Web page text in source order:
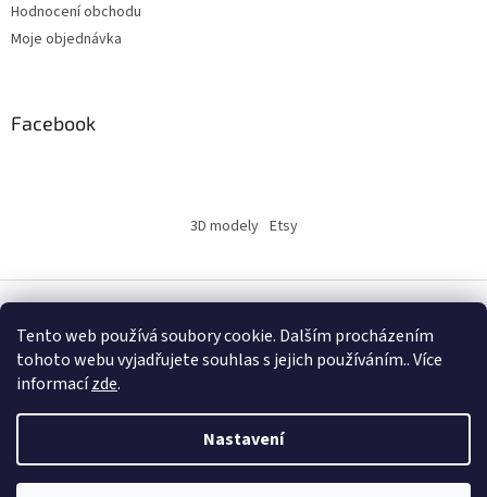
Tento web používá soubory cookie. Dalším procházením
tohoto webu vyjadřujete souhlas s jejich používáním.. Více
informacízde.
Nastavení
Hodnocení obchodu
Moje objednávka
Facebook
3D modely Etsy
Vytvořil Shoptet